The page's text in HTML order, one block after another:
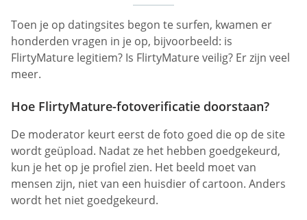
Toen je op datingsites begon te surfen, kwamen er
honderden vragen in je op, bijvoorbeeld: is
FlirtyMature legitiem? Is FlirtyMature veilig? Er zijn veel
meer.
Hoe FlirtyMature-fotoverificatie doorstaan?
De moderator keurt eerst de foto goed die op de site
wordt geüpload. Nadat ze het hebben goedgekeurd,
kun je het op je profiel zien. Het beeld moet van
mensen zijn, niet van een huisdier of cartoon. Anders
wordt het niet goedgekeurd.